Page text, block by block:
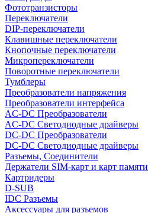
Фототранзисторы
Переключатели
DIP-переключатели
Клавишные переключатели
Кнопочные переключатели
Микропереключатели
Поворотные переключатели
Тумблеры
Преобразователи напряжения
Преобразователи интерфейса
AC-DC Преобразователи
AC-DC Светодиодные драйверы
DC-DC Преобразователи
DC-DC Светодиодные драйверы
Разъемы, Соединители
Держатели SIM-карт и карт памяти
Картридеры
D-SUB
IDC Разъемы
Аксессуары для разъемов